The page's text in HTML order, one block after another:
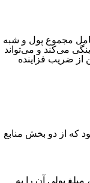
مجموع پول و شبه
می‌‌‌‌‌‌کند و می‌تواند
از ضریب فزاینده
که از دو بخش منابع
مبلغ پولی آن را به